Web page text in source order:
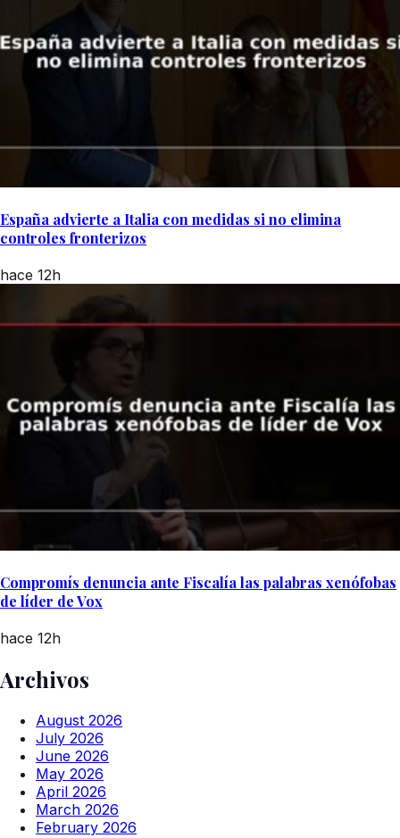
España advierte a Italia con medidas si no elimina
controles fronterizos
hace 12h
Compromís denuncia ante Fiscalía las palabras xenófobas
de líder de Vox
hace 12h
Archivos
August 2026
July 2026
June 2026
May 2026
April 2026
March 2026
February 2026